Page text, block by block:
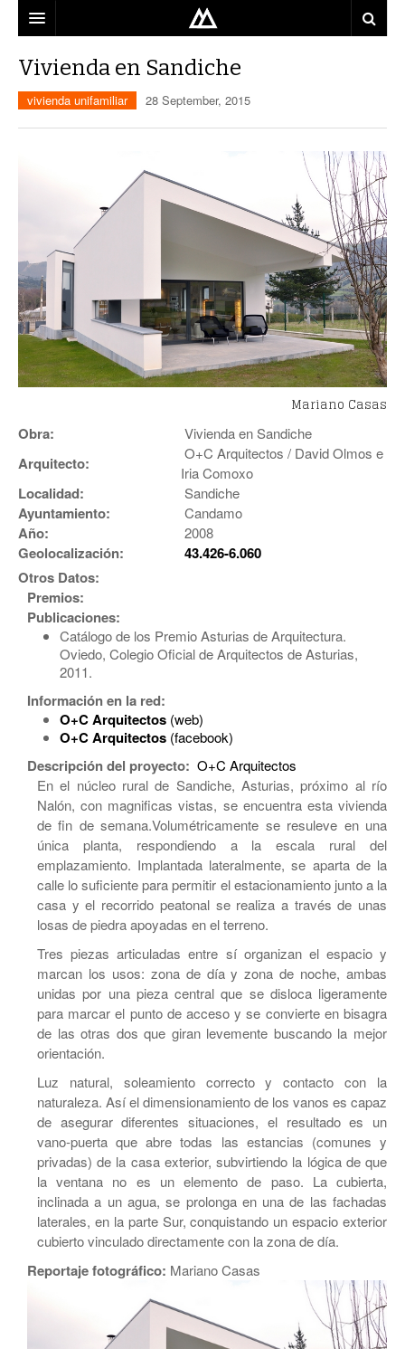
LOCALIZACIÓN
MAPA
CONTACTO
Vivienda en Sandiche
vivienda unifamiliar 28 September, 2015
Mariano Casas
Obra: Vivienda en Sandiche
Arquitecto:
O+C Arquitectos / David Olmos e
Iria Comoxo
Localidad: Sandiche
Ayuntamiento: Candamo
Año: 2008
Geolocalización:
43.426-6.060
Otros Datos:
Premios:
Publicaciones:
Catálogo de los Premio Asturias de Arquitectura.
Oviedo, Colegio Oficial de Arquitectos de Asturias,
2011.
Información en la red:
O+C Arquitectos (web)
O+C Arquitectos (facebook)
Descripción del proyecto: O+C Arquitectos
En el núcleo rural de Sandiche, Asturias, próximo al río
Nalón, con magnificas vistas, se encuentra esta vivienda
de fin de semana.Volumétricamente se resuleve en una
única planta, respondiendo a la escala rural del
emplazamiento. Implantada lateralmente, se aparta de la
calle lo suficiente para permitir el estacionamiento junto a la
casa y el recorrido peatonal se realiza a través de unas
losas de piedra apoyadas en el terreno.
Tres piezas articuladas entre sí organizan el espacio y
marcan los usos: zona de día y zona de noche, ambas
unidas por una pieza central que se disloca ligeramente
para marcar el punto de acceso y se convierte en bisagra
de las otras dos que giran levemente buscando la mejor
orientación.
Luz natural, soleamiento correcto y contacto con la
naturaleza. Así el dimensionamiento de los vanos es capaz
de asegurar diferentes situaciones, el resultado es un
vano-puerta que abre todas las estancias (comunes y
privadas) de la casa exterior, subvirtiendo la lógica de que
la ventana no es un elemento de paso. La cubierta,
inclinada a un agua, se prolonga en una de las fachadas
laterales, en la parte Sur, conquistando un espacio exterior
cubierto vinculado directamente con la zona de día.
Reportaje fotográfico: Mariano Casas